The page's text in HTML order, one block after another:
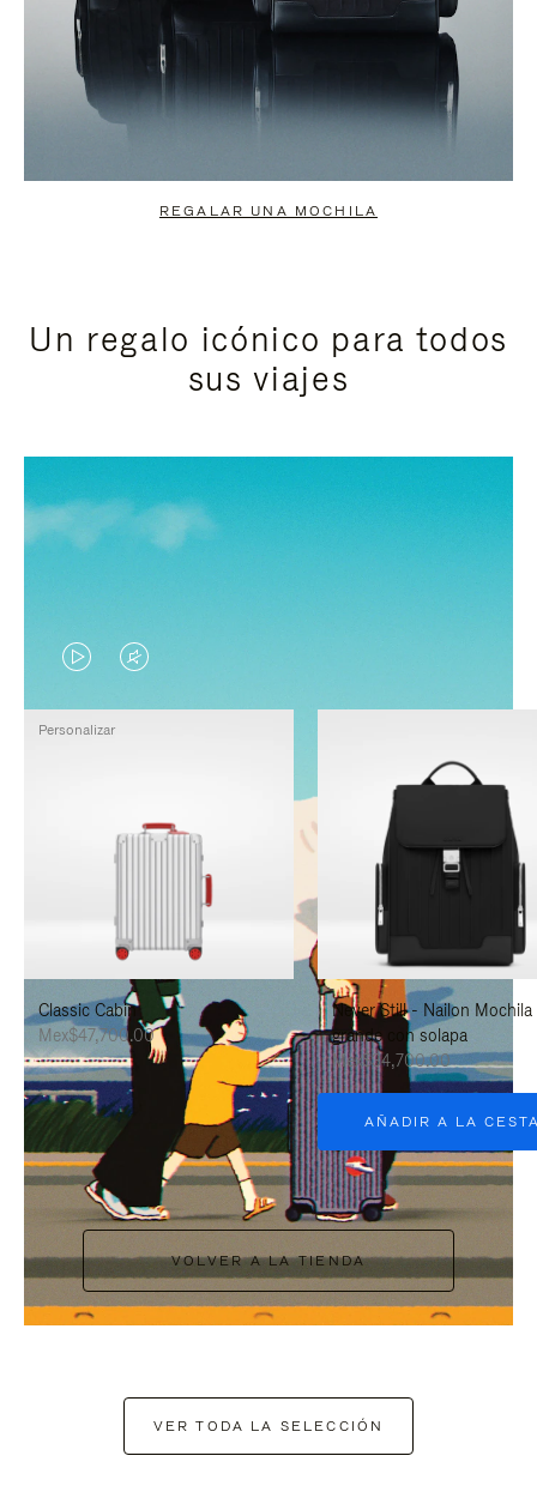
REGALAR UNA MOCHILA
Un regalo icónico para todos
sus viajes
EL
VÍDEO
PAUSADO,
PARA
PAUSARLO.
EL
SONIDO
ESTÁ
DESACTIVADO:
PULSE
PARA
ACTIVARLO.
Classic Cabin
Mex$47,700.00
Personalizar
Never Still - Nailon Mochila
grande con solapa
Mex$34,700.00
AÑADIR A LA
VOLVER A LA TIENDA
VER TODA LA SELECCIÓN